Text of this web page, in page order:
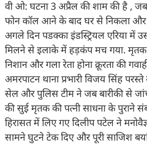
वी ओ: घटना 3 अप्रैल की शाम की है ,
फोन कॉल आने के बाद घर से निकला और
अगले दिन पडक्का इंडस्ट्रियल एरिया में
मिलने से इलाके में हड़कंप मच गया. मृतक
निशान और गला रेता होना क्रूरता की
अमरपाटन थाना प्रभारी विजय सिंह
सेल और पुलिस टीम ने जब बारीकी से
की सुई मृतक की पत्नी साधना के पुराने
हिरासत में लिए गए दिलीप पटेल ने
सामने घुटने टेक दिए और पूरी साजिश